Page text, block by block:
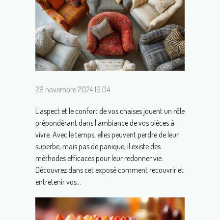
29 novembre 2024 16:04
L'aspect et le confort de vos chaises jouent un rôle
prépondérant dans l'ambiance de vos pièces à
vivre. Avec le temps, elles peuvent perdre de leur
superbe, mais pas de panique, il existe des
méthodes efficaces pour leur redonner vie.
Découvrez dans cet exposé comment recouvrir et
entretenir vos...